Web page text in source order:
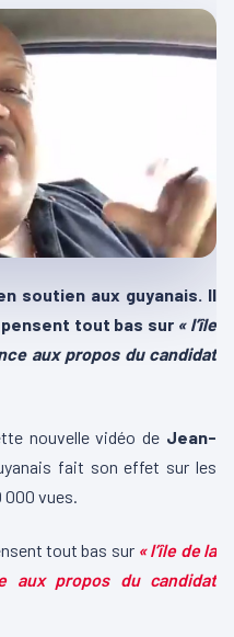
soutien aux guyanais. Il
tout bas sur « l’île
aux propos du candidat
nouvelle vidéo de Jean-
fait son effet sur les
000 vues.
tout bas sur « l’île de la
aux propos du candidat